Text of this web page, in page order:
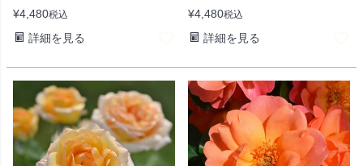
¥4,480税込
詳細を見る
¥4,480税込
詳細を見る